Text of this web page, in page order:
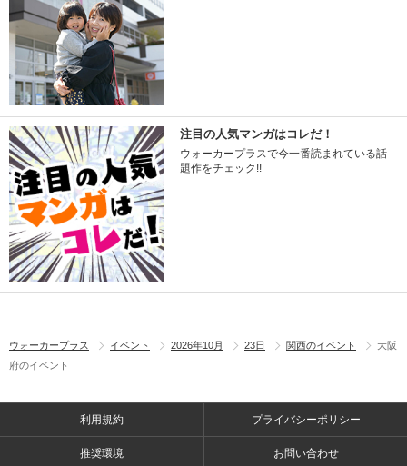
注目の人気マンガはコレだ！
ウォーカープラスで今一番読まれている話
題作をチェック!!
ウォーカープラス イベント 2026年10月 23日 関西のイベント
大阪
府のイベント
利用規約 プライバシーポリシー
推奨環境 お問い合わせ